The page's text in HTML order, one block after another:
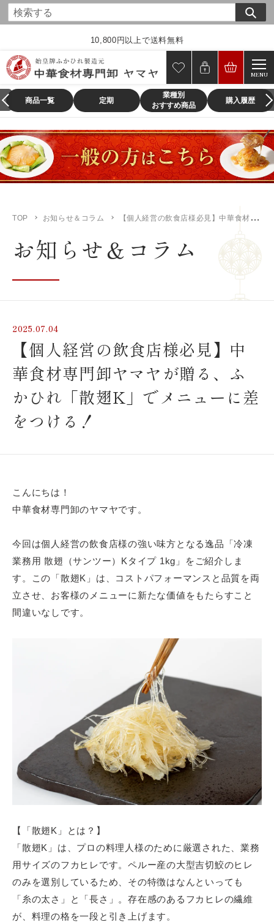
コ
ン
ツ
ス
キ
ッ
プ
す
る
10,800円以上で送料無料
MENU
商品一覧 定期
業種別
おすすめ商品
購入履歴
飲食店様、大学・専門学校様、
卸売店
メールフォームからの
お問い合わせ
TOP お知らせ＆コラム 【個人経営の飲食店様必見】中華食材専門卸ヤマヤが贈る、ふかひれ「散翅K」でメニューに差をつける！
お知らせ＆コラム
2025.07.04
【個人経営の飲食店様必見】中
華食材専門卸ヤマヤが贈る、ふ
かひれ「散翅K」でメニューに差
をつける！
こんにちは！
中華食材専門卸のヤマヤです。
今回は個人経営の飲食店様の強い味方となる逸品「冷凍
業務用 散翅（サンツー）Kタイプ 1kg」をご紹介しま
す。この「散翅K」は、
コストパフォーマンスと品質を両
立させ、 お客様のメニューに新たな価値をもたらすこと
間違いなしです。
【「散翅K」とは？】
「散翅K」は、プロの料理人様のために厳選された、 業務
用サイズのフカヒレです。 ペルー産の大型吉切鮫のヒレ
のみを選別しているため、 その特徴はなんといっても
「糸の太さ」と「長さ」。 存在感のあるフカヒレの繊維
が、料理の格を一段と引き上げます。